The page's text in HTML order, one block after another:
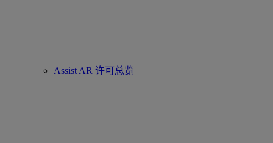
Assist AR 许可总览